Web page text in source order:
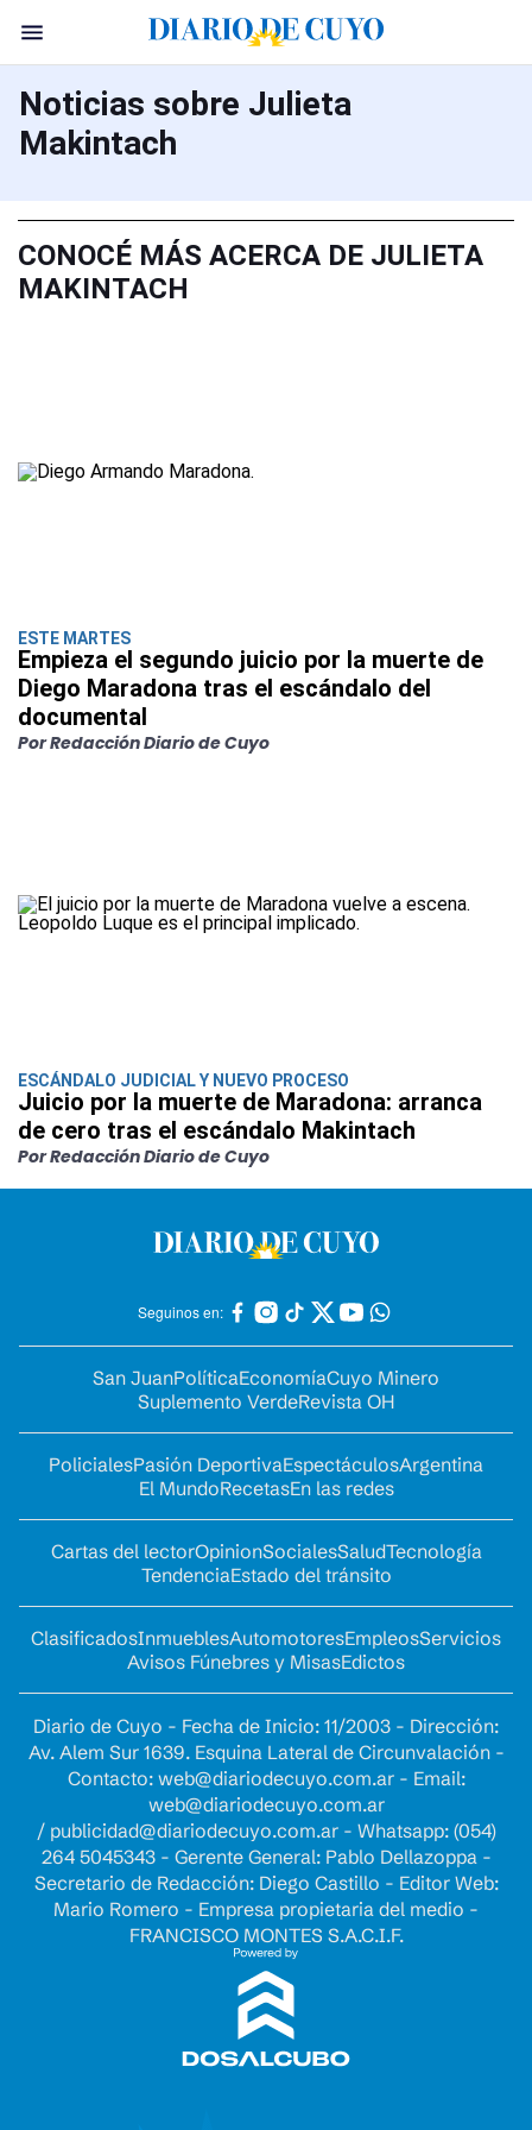
Noticias sobre Julieta
Makintach
CONOCÉ MÁS ACERCA DE JULIETA
MAKINTACH
ESTE MARTES
Empieza el segundo juicio por la muerte de
Diego Maradona tras el escándalo del
documental
Por Redacción Diario de Cuyo
ESCÁNDALO JUDICIAL Y NUEVO PROCESO
Juicio por la muerte de Maradona: arranca
de cero tras el escándalo Makintach
Por Redacción Diario de Cuyo
Seguinos en:
San JuanPolíticaEconomíaCuyo Minero
Suplemento VerdeRevista OH
PolicialesPasión DeportivaEspectáculosArgentina
El MundoRecetasEn las redes
Cartas del lectorOpinionSocialesSaludTecnología
TendenciaEstado del tránsito
ClasificadosInmueblesAutomotoresEmpleosServicios
Avisos Fúnebres y MisasEdictos
Diario de Cuyo - Fecha de Inicio: 11/2003 - Dirección:
Av. Alem Sur 1639. Esquina Lateral de Circunvalación -
Contacto: web@diariodecuyo.com.ar- Email:
web@diariodecuyo.com.ar
/ publicidad@diariodecuyo.com.ar- Whatsapp: (054)
264 5045343 - Gerente General: Pablo Dellazoppa -
Secretario de Redacción: Diego Castillo - Editor Web:
Mario Romero - Empresa propietaria del medio -
FRANCISCO MONTES S.A.C.I.F.